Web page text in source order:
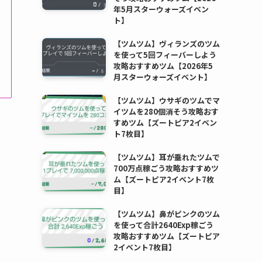
年5月スターウォーズイベン
ト】
【ツムツム】ヴィランズのツム
を使って5回フィーバーしよう
攻略おすすめツム【2026年5
月スターウォーズイベント】
【ツムツム】ウサギのツムでマ
イツムを280個消そう攻略おす
すめツム【ズートピア2イベン
ト7枚目】
【ツムツム】耳が垂れたツムで
700万点稼ごう攻略おすすめツ
ム【ズートピア2イベント7枚
目】
【ツムツム】鼻がピンクのツム
を使って合計2640Exp稼ごう
攻略おすすめツム【ズートピア
2イベント7枚目】